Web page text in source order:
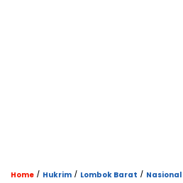
Home / Hukrim / Lombok Barat / Nasional